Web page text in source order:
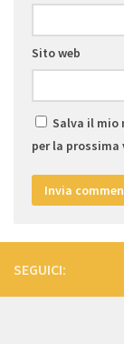
Sito web
Salva il mio
per la
SEGUICI: